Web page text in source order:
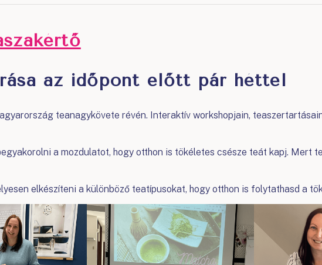
az időpont előtt pár héttel
teanagykövete révén. Interaktív workshopjain,
a mozdulatot, hogy otthon is tökéletes csésze teát kapj. Mert
elkészíteni a különböző teatípusokat, hogy otthon is folytathasd a